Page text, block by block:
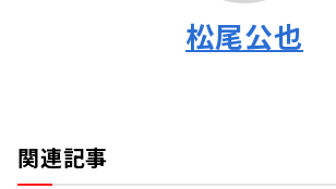
松尾公也
関連記事